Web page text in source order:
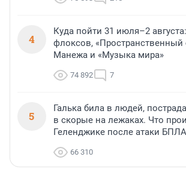
4
Куда пойти 31 июля–2
флоксов, «Пространственный
Манежа и «Музыка мира»
74 892 7
5
Галька била в людей,
в скорые на лежаках. Что
Геленджике после атаки БПЛА
66 310